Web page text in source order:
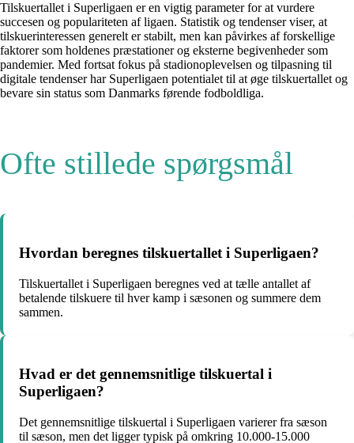
Tilskuertallet i Superligaen er en vigtig parameter for at vurdere
succesen og populariteten af ligaen. Statistik og tendenser viser, at
tilskuerinteressen generelt er stabilt, men kan påvirkes af forskellige
faktorer som holdenes præstationer og eksterne begivenheder som
pandemier. Med fortsat fokus på stadionoplevelsen og tilpasning til
digitale tendenser har Superligaen potentialet til at øge tilskuertallet og
bevare sin status som Danmarks førende fodboldliga.
Ofte stillede spørgsmål
Hvordan beregnes tilskuertallet i Superligaen?
Tilskuertallet i Superligaen beregnes ved at tælle antallet af
betalende tilskuere til hver kamp i sæsonen og summere dem
sammen.
Hvad er det gennemsnitlige tilskuertal i
Superligaen?
Det gennemsnitlige tilskuertal i Superligaen varierer fra sæson
til sæson, men det ligger typisk på omkring 10.000-15.000